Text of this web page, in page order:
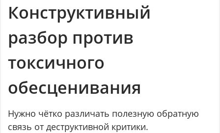
Конструктивный
разбор против
токсичного
обесценивания
Нужно чётко различать полезную обратную
связь от деструктивной критики.